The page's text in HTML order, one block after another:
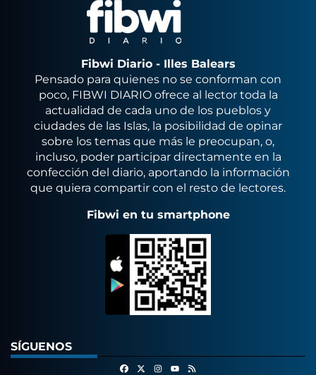
Fibwi Diario - Illes Balears
Pensado para quienes no se conforman con
poco, FIBWI DIARIO ofrece al lector toda la
actualidad de cada uno de los pueblos y
ciudades de las Islas, la posibilidad de opinar
sobre los temas que más le preocupan, o,
incluso, poder participar directamente en la
confección del diario, aportando la información
que quiera compartir con el resto de lectores.
Fibwi en tu smartphone
SÍGUENOS
FacebookInstagram